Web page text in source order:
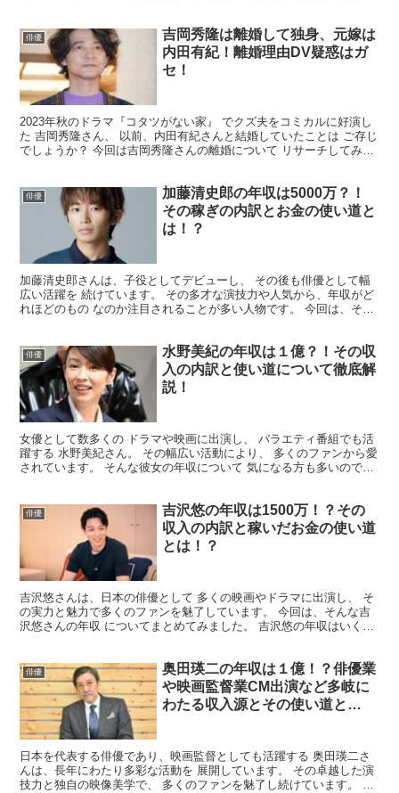
俳優
吉岡秀隆は離婚して独身、元嫁は
内田有紀！離婚理由DV疑惑はガ
セ！
2023年秋のドラマ『コタツがない家』 でクズ夫をコミカルに好演し
た 吉岡秀隆さん、 以前、内田有紀さんと結婚していたことは ご存じ
でしょうか？ 今回は吉岡秀隆さんの離婚について リサーチしてみま
俳優
加藤清史郎の年収は5000万？！
その稼ぎの内訳とお金の使い道と
は！？
加藤清史郎さんは、子役としてデビューし、 その後も俳優として幅
広い活躍を 続けています。 その多才な演技力や人気から、年収がど
れほどのもの なのか注目されることが多い人物です。 今回は、そん
俳優
水野美紀の年収は１億？！その収
入の内訳と使い道について徹底解
説！
女優として数多くの ドラマや映画に出演し、 バラエティ番組でも活
躍する 水野美紀さん。 その幅広い活動により、 多くのファンから愛
されています。 そんな彼女の年収について 気になる方も多いのでは
俳優
吉沢悠の年収は1500万！？その
収入の内訳と稼いだお金の使い道
とは！？
吉沢悠さんは、日本の俳優として 多くの映画やドラマに出演し、 そ
の実力と魅力で多くのファンを魅了しています。 今回は、そんな吉
沢悠さんの年収 についてまとめてみました。 吉沢悠の年収はいく
俳優
奥田瑛二の年収は１億！？俳優業
や映画監督業CM出演など多岐に
わたる収入源とその使い道と
日本を代表する俳優であり、映画監督としても活躍する 奥田瑛二さ
んは、長年にわたり多彩な活動を 展開しています。 その卓越した演
技力と独自の映像美学で、 多くのファンを魅了し続けています。 今